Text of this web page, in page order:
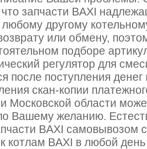
запчасти BAXI
любому другому
или обмену,
подборе
регулятор для
после поступления
скан-копии
Московской области
Вашему желанию.
BAXI самовывозом
котлам BAXI в любой